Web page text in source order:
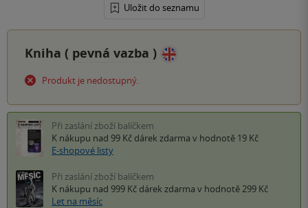
Uložit do seznamu
Kniha ( pevná vazba )
Produkt je nedostupný.
Při zaslání zboží balíčkem
K nákupu nad 99 Kč dárek zdarma v hodnotě 19 Kč
E-shopové listy
Při zaslání zboží balíčkem
K nákupu nad 999 Kč dárek zdarma v hodnotě 299 Kč
Let na měsíc